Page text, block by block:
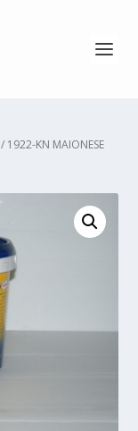
/ 1922-KN MAIONESE